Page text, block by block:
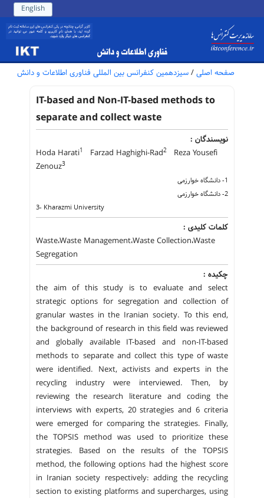
English
صفحه اصلی / سیزدهمین کنفرانس بین المللی فناوری اطلاعات و دانش
IT-based and Non-IT-based methods to
separate and collect waste
نویسندگان :
Hoda Harati1 Farzad Haghighi-Rad2
Reza Yousefi
Zenouz3
1- دانشگاه خوارزمی
2- دانشگاه خوارزمی
3- Kharazmi University
کلمات کلیدی :
Waste،Waste Management،Waste Collection،Waste
Segregation
چکیده :
the aim of this study is to evaluate and select
strategic options for segregation and collection of
granular wastes in the Iranian society. To this end,
the background of research in this field was reviewed
and globally available IT-based and non-IT-based
methods to separate and collect this type of waste
were identified. Next, activists and experts in the
recycling industry were interviewed. Then, by
reviewing the research literature and coding the
interviews with experts, 20 strategies and 6 criteria
were emerged for comparing the strategies. Finally,
the TOPSIS method was used to prioritize these
strategies. Based on the results of the TOPSIS
method, the following options had the highest score
in Iranian society respectively: adding the recycling
section to existing platforms and supercharges, using